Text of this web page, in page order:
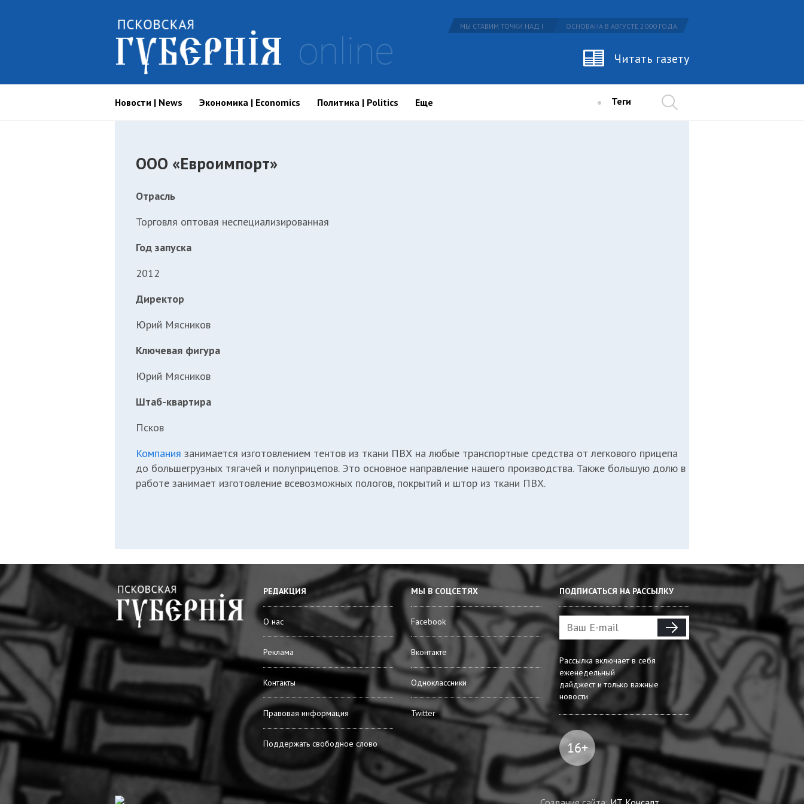
МЫ СТАВИМ ТОЧКИ НАД I ОСНОВАНА В АВГУСТЕ 2000 ГОДА
Читать газету
Новости | News Экономика | Economics Политика | Politics Еще Теги
ООО «Евроимпорт»
Отрасль
Торговля оптовая неспециализированная
Год запуска
2012
Директор
Юрий Мясников
Ключевая фигура
Юрий Мясников
Штаб-квартира
Псков
Компания занимается изготовлением тентов из ткани ПВХ на любые транспортные средства от легкового прицепа
до большегрузных тягачей и полуприцепов. Это основное направление нашего производства. Также большую долю в
работе занимает изготовление всевозможных пологов, покрытий и штор из ткани ПВХ.
РЕДАКЦИЯ
О нас
Реклама
Контакты
Правовая информация
Поддержать свободное слово
МЫ В СОЦСЕТЯХ
Facebook
Вконтакте
Одноклассники
Twitter
ПОДПИСАТЬСЯ НА РАССЫЛКУ
Рассылка включает в себя
еженедельный
дайджест и только важные
новости